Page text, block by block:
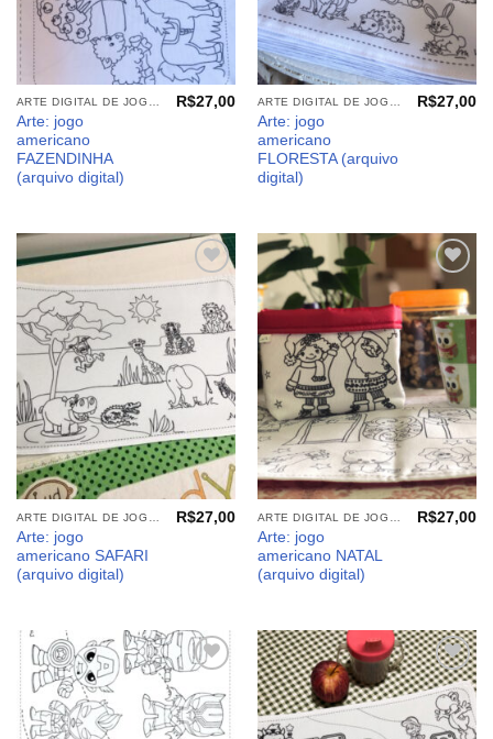
ARTE DIGITAL DE JOGO AMERICANO
Arte: jogo
americano
FAZENDINHA
(arquivo digital)
R$27,00 ARTE DIGITAL DE JOGO AMERICANO
Arte: jogo
americano
FLORESTA (arquivo
digital)
R$27,00
Adicionar
aos
meus
desejos
Arte: jogo
americano SAFARI
(arquivo digital)
R$27,00
Adicionar
aos
meus
desejos
Arte: jogo
americano NATAL
(arquivo digital)
R$27,00
Adicionar
aos
meus
desejos
Adicionar
aos
meus
desejos